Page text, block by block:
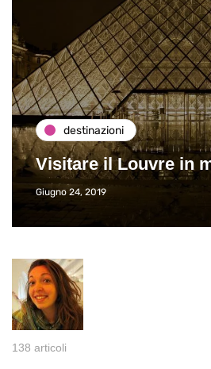
destinazioni
Visitare il Louvre in
Giugno 24, 2019
138 articoli